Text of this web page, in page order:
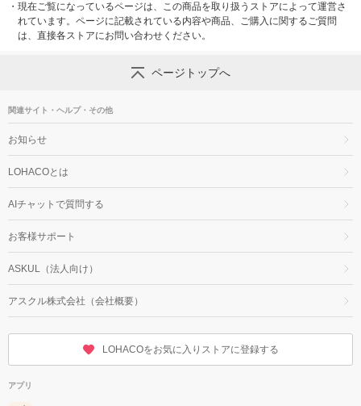
・ 現在ご覧になっているページは、この商品を取り扱うストアによって運営さ
れています。ページに記載されている内容や商品、ご購入に関するご質問
は、直接各ストアにお問い合わせください。
ページトップへ
関連サイト・ヘルプ・その他
お知らせ
LOHACOとは
AIチャットで質問する
お客様サポート
ASKUL（法人向け）
アスクル株式会社（会社概要）
LOHACOをお気に入りストアに登録する
アプリ